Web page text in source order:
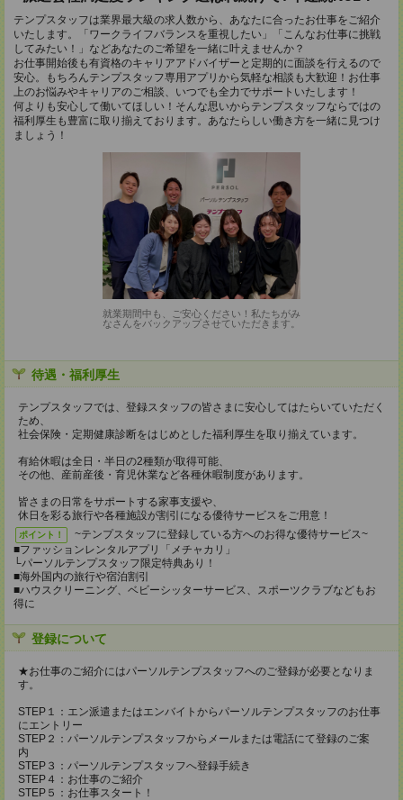
テンプスタッフは業界最大級の求人数から、あなたに合ったお仕事をご紹介
いたします。「ワークライフバランスを重視したい」「こんなお仕事に挑戦
してみたい！」などあなたのご希望を一緒に叶えませんか？
お仕事開始後も有資格のキャリアアドバイザーと定期的に面談を行えるので
安心。もちろんテンプスタッフ専用アプリから気軽な相談も大歓迎！お仕事
上のお悩みやキャリアのご相談、いつでも全力でサポートいたします！
何よりも安心して働いてほしい！そんな思いからテンプスタッフならではの
福利厚生も豊富に取り揃えております。あなたらしい働き方を一緒に見つけ
ましょう！
就業期間中も、ご安心ください！私たちがみ
なさんをバックアップさせていただきます。
待遇・福利厚生
テンプスタッフでは、登録スタッフの皆さまに安心してはたらいていただく
ため、
社会保険・定期健康診断をはじめとした福利厚生を取り揃えています。
有給休暇は全日・半日の2種類が取得可能、
その他、産前産後・育児休業など各種休暇制度があります。
皆さまの日常をサポートする家事支援や、
休日を彩る旅行や各種施設が割引になる優待サービスをご用意！
ポイント！
~テンプスタッフに登録している方へのお得な優待サービス~
■ファッションレンタルアプリ「メチャカリ」
└パーソルテンプスタッフ限定特典あり！
■海外国内の旅行や宿泊割引
■ハウスクリーニング、ベビーシッターサービス、スポーツクラブなどもお
得に
登録について
★お仕事のご紹介にはパーソルテンプスタッフへのご登録が必要となりま
す。
STEP１：エン派遣またはエンバイトからパーソルテンプスタッフのお仕事
にエントリー
STEP２：パーソルテンプスタッフからメールまたは電話にて登録のご案
内
STEP３：パーソルテンプスタッフへ登録手続き
STEP４：お仕事のご紹介
STEP５：お仕事スタート！